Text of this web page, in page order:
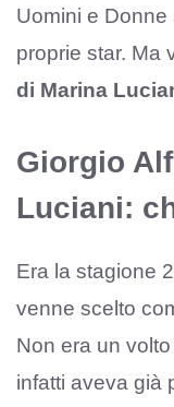
Uomini e
proprie star. Ma
di Marina
Giorgio
Luciani:
Era la stagione
venne scelto
Non era un
infatti aveva già